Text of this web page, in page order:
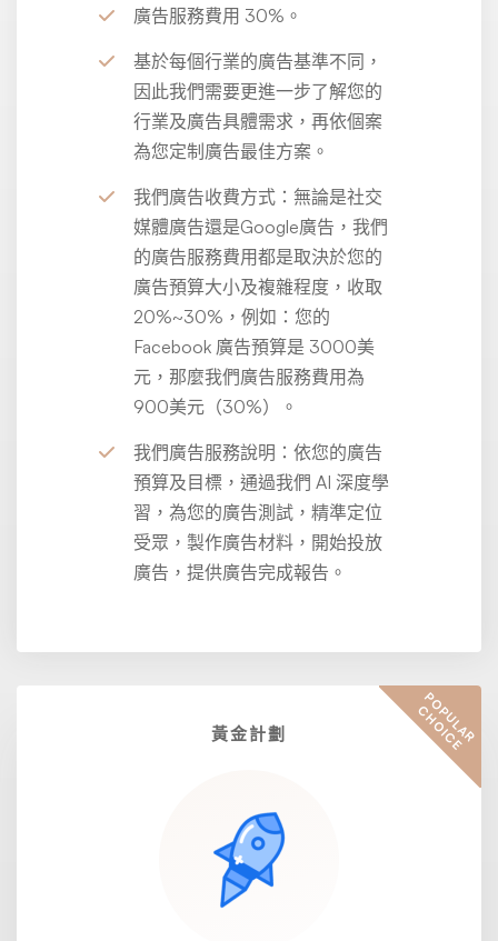
廣告服務費用 30%。
基於每個行業的廣告基準不同，
因此我們需要更進一步了解您的
行業及廣告具體需求，再依個案
為您定制廣告最佳方案。
我們廣告收費方式：無論是社交
媒體廣告還是Google廣告，我們
的廣告服務費用都是取決於您的
廣告預算大小及複雜程度，收取
20%~30%，例如：您的
Facebook 廣告預算是 3000美
元，那麼我們廣告服務費用為
900美元（30%）。
我們廣告服務說明：依您的廣告
預算及目標，通過我們 AI 深度學
習，為您的廣告測試，精準定位
受眾，製作廣告材料，開始投放
廣告，提供廣告完成報告。
P
O
P
U
L
A
R
C
H
O
I
C
E
黃金計劃